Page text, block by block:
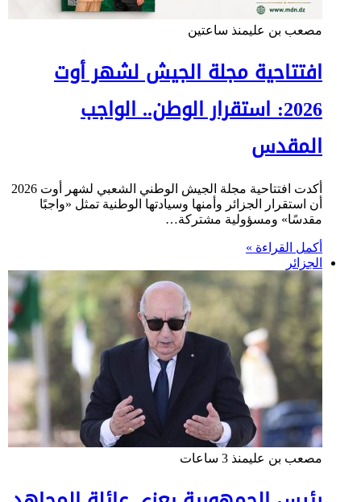
مصعب بن عليمنذ ساعتين
افتتاحية مجلة الجيش لشهر أوت
2026: استقرار الوطن.. الواجب
المقدس
أكدت افتتاحية مجلة الجيش الوطني الشعبي لشهر أوت 2026
أن استقرار الجزائر وأمنها وسيادتها الوطنية تمثل «واجبًا
مقدسًا» ومسؤولية مشتركة…
أكمل القراءة »
الجزائر
مصعب بن عليمنذ 3 ساعات